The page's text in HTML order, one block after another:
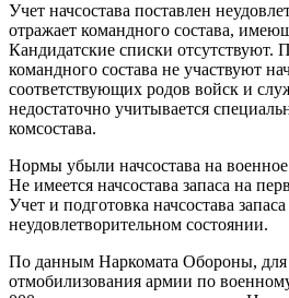
Учет начсостава поставлен
отражает командного состава,
Кандидатские списки отсутствуют.
командного состава не участвуют
соответствующих родов войск и
недостаточно учитывается
комсостава.
Нормы убыли начсостава на
Не имеется начсостава запаса на
Учет и подготовка начсостава
неудовлетворительном состоянии.
По данным Наркомата Обороны, для
отмобилизования армии по